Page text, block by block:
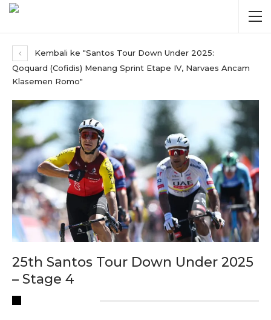
Kembali ke "Santos Tour Down Under 2025:
Qoquard (Cofidis) Menang Sprint Etape IV, Narvaes Ancam
Klasemen Romo"
25th Santos Tour Down Under 2025
– Stage 4